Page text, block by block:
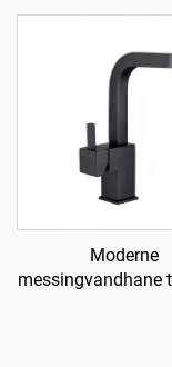
Krom
Moderne
messingvandhane